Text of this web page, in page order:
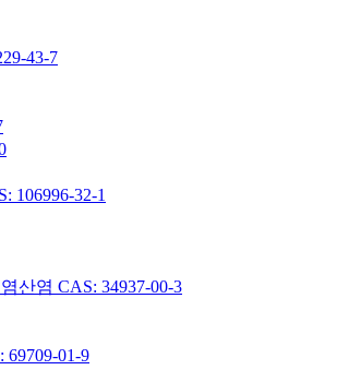
43-7
106996-32-1
산염 CAS: 34937-00-3
01-9